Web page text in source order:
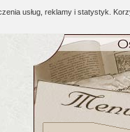
usług, reklamy i statystyk.